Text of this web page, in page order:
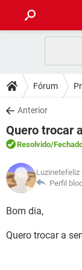
CELULAR
OUTLOOK
INSTAGRAM
GUIA DE COMPRAS
DICAS
JOGOS
OUTLOOK
INSTAGRAM
GUIA DE COMPRAS
DOWNLOADS
JOGOS
CELULAR
OUTLOOK
INSTAGRAM
GUIA DE COMPRAS
FÓRUM
JOGOS
CELULAR
GLOSSÁRIO
JOGOS
CELULAR
OUTLOOK
Fórum
Anterior
Quero trocar
Resolvido/
Luzinetefeliz
Perfil
Bom dia,
Quero trocar a